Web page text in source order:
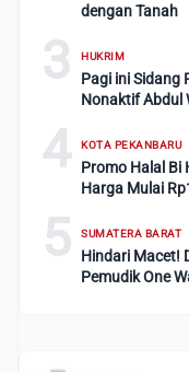
dengan Tanah
3 HUKRIM
Pagi ini Sidang
Nonaktif Abdul
4 KOTA PEKANBARU
Promo Halal Bi
Harga Mulai
5 SUMATERA BARAT
Hindari Macet!
Pemudik One